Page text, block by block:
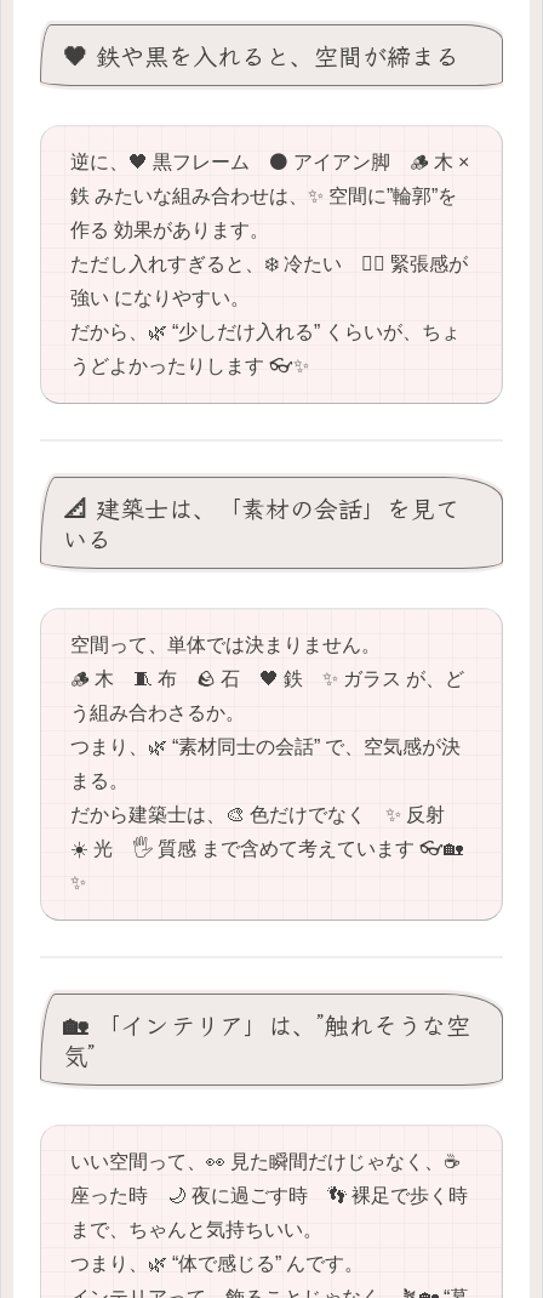
🖤 鉄や黒を入れると、空間が締まる
逆に、🖤 黒フレーム ⚫️ アイアン脚 🪵 木 ×
鉄 みたいな組み合わせは、✨ 空間に”輪郭”を
作る 効果があります。
ただし入れすぎると、❄️ 冷たい 😵‍💫 緊張感が
強い になりやすい。
だから、🌿 “少しだけ入れる” くらいが、ちょ
うどよかったりします 👓✨
📐 建築士は、「素材の会話」を見て
いる
空間って、単体では決まりません。
🪵 木 🧵 布 🪨 石 🖤 鉄 ✨ ガラス が、ど
う組み合わさるか。
つまり、🌿 “素材同士の会話” で、空気感が決
まる。
だから建築士は、🎨 色だけでなく ✨ 反射
☀️ 光 🖐️ 質感 まで含めて考えています 👓🏡
✨
🏡 「インテリア」は、”触れそうな空
気”
いい空間って、👀 見た瞬間だけじゃなく、☕️
座った時 🌙 夜に過ごす時 👣 裸足で歩く時
まで、ちゃんと気持ちいい。
つまり、🌿 “体で感じる” んです。